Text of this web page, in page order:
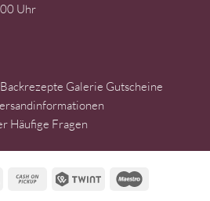
Uhr
Backrezepte Galerie Gutscheine
Häufige Fragen
Visa
Cash
Twint